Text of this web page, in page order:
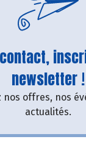
newsletter !
nos offres, nos
actualités.